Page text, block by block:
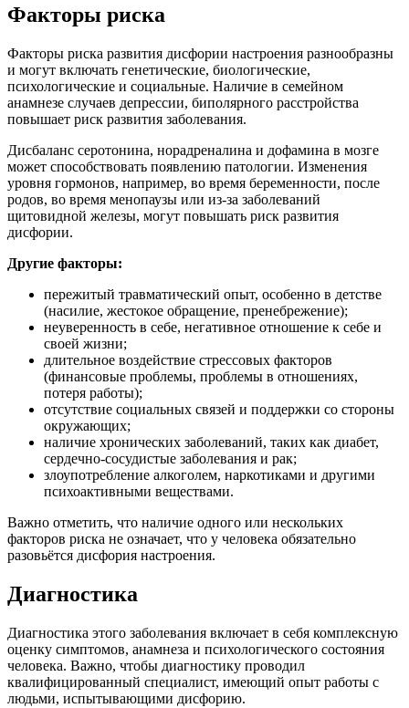
Факторы риска
Факторы риска развития дисфории настроения разнообразны
и могут включать генетические, биологические,
психологические и социальные. Наличие в семейном
анамнезе случаев депрессии, биполярного расстройства
повышает риск развития заболевания.
Дисбаланс серотонина, норадреналина и дофамина в мозге
может способствовать появлению патологии. Изменения
уровня гормонов, например, во время беременности, после
родов, во время менопаузы или из-за заболеваний
щитовидной железы, могут повышать риск развития
дисфории.
Другие факторы:
пережитый травматический опыт, особенно в детстве
(насилие, жестокое обращение, пренебрежение);
неуверенность в себе, негативное отношение к себе и
своей жизни;
длительное воздействие стрессовых факторов
(финансовые проблемы, проблемы в отношениях,
потеря работы);
отсутствие социальных связей и поддержки со стороны
окружающих;
наличие хронических заболеваний, таких как диабет,
сердечно-сосудистые заболевания и рак;
злоупотребление алкоголем, наркотиками и другими
психоактивными веществами.
Важно отметить, что наличие одного или нескольких
факторов риска не означает, что у человека обязательно
разовьётся дисфория настроения.
Диагностика
Диагностика этого заболевания включает в себя комплексную
оценку симптомов, анамнеза и психологического состояния
человека. Важно, чтобы диагностику проводил
квалифицированный специалист, имеющий опыт работы с
людьми, испытывающими дисфорию.